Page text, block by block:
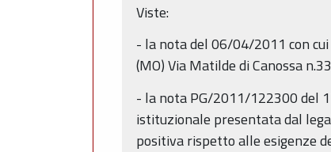
Viste:
- la nota del 06/04/2011 con
(MO) Via Matilde di Canossa
- la nota PG/2011/122300 del
istituzionale presentata dal
positiva rispetto alle esigenze